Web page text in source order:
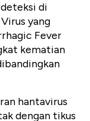
di
yang
Fever
kematian
hantavirus
dengan tikus